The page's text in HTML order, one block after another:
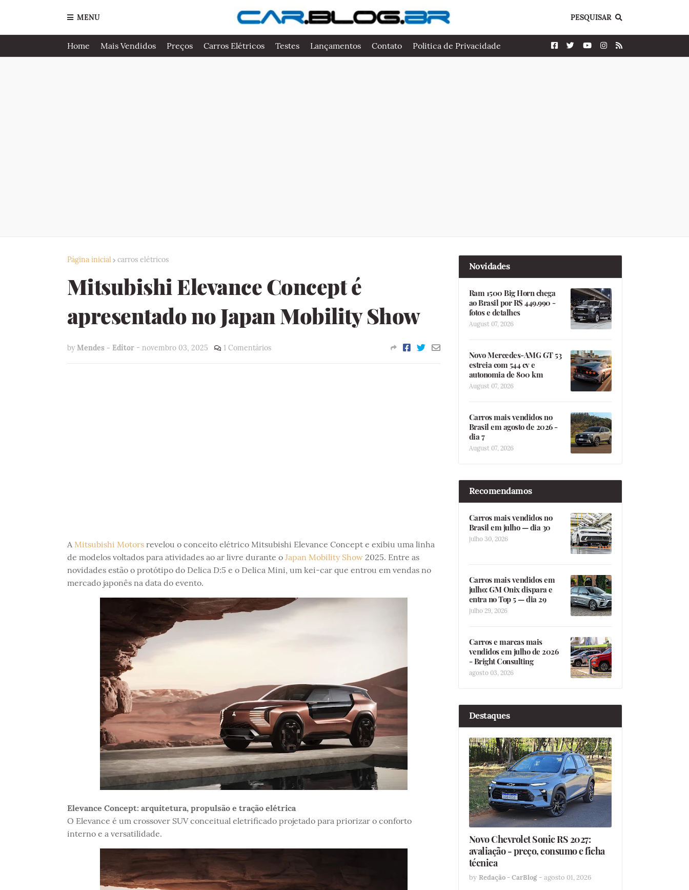
MENU PESQUISAR
Home Mais Vendidos Preços Carros Elétricos Testes Lançamentos Contato Politica de Privacidade
Página inicial carros elétricos
Mitsubishi Elevance Concept é
apresentado no Japan Mobility Show
by Mendes - Editor - novembro 03, 2025 1 Comentários
A Mitsubishi Motorsrevelou o conceito elétrico Mitsubishi Elevance Concept e exibiu uma linha
de modelos voltados para atividades ao ar livre durante o Japan Mobility Show2025. Entre as
novidades estão o protótipo do Delica D:5 e o Delica Mini, um kei-car que entrou em vendas no
mercado japonês na data do evento.
Elevance Concept: arquitetura, propulsão e tração elétrica
O Elevance é um crossover SUV conceitual eletrificado projetado para priorizar o conforto
interno e a versatilidade.
Novidades
Ram 1500 Big Horn chega
ao Brasil por R$ 449.990 -
fotos e detalhes
August 07, 2026
Novo Mercedes-AMG GT 53
estreia com 544 cv e
autonomia de 800 km
August 07, 2026
Carros mais vendidos no
Brasil em agosto de 2026 -
dia 7
August 07, 2026
Recomendamos
Carros mais vendidos no
Brasil em julho — dia 30
julho 30, 2026
Carros mais vendidos em
julho: GM Onix dispara e
entra no Top 5 — dia 29
julho 29, 2026
Carros e marcas mais
vendidos em julho de 2026
- Bright Consulting
agosto 03, 2026
Destaques
Novo Chevrolet Sonic RS 2027:
avaliação - preço, consumo e ficha
técnica
by Redação - CarBlog - agosto 01, 2026